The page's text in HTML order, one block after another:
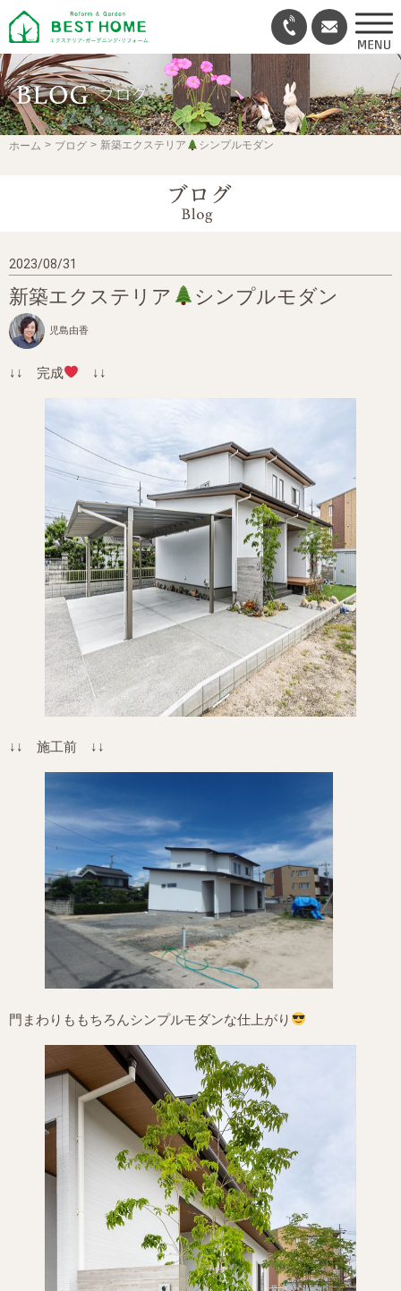
ホーム ブログ 新築エクステリア シンプルモダン
2023/08/31
新築エクステリア シンプルモダン
児島由香
↓↓ 完成 ↓↓
↓↓ 施工前 ↓↓
門まわりももちろんシンプルモダンな仕上がり